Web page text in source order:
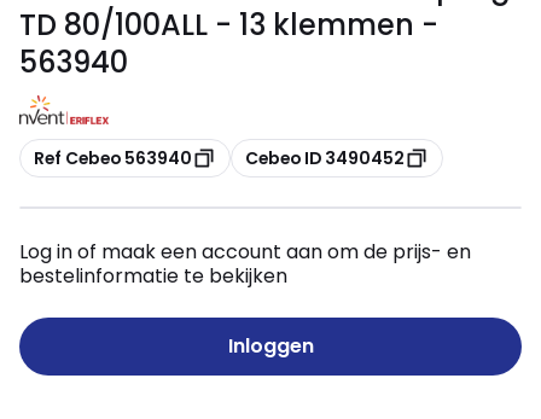
TD 80/100ALL - 13 klemmen -
563940
Kopiëren
Ref Cebeo 563940 Kopiëren
Cebeo ID 3490452
Log in of maak een account aan om de prijs- en
bestelinformatie te bekijken
Inloggen